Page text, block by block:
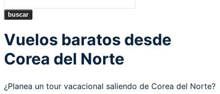
buscar
Vuelos baratos desde
Corea del Norte
¿Planea un tour vacacional saliendo de Corea del Norte?